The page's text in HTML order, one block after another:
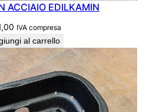
ACCIAIO EDILKAMIN
IVA compresa
al carrello